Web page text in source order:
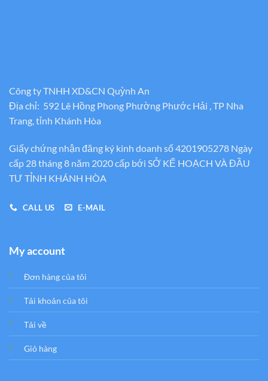
Công ty TNHH XD&CN Quỳnh An
Địa chỉ: 592 Lê Hồng Phong Phường Phước Hải , TP Nha
Trang, tỉnh Khánh Hòa
Giấy chứng nhận đăng ký kinh doanh số 4201905278 Ngày
cấp 28 tháng 8 năm 2020 cấp bới SỞ KẾ HOẠCH VÀ ĐẦU
TƯ TỈNH KHÁNH HÒA
CALL US E-MAIL
My account
Đơn hàng của tôi
Tải khoản của tôi
Tải về
Giỏ hàng